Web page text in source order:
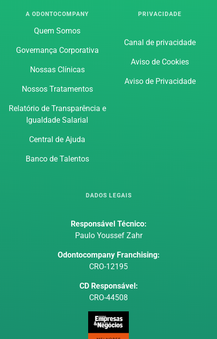
A ODONTOCOMPANY
Quem Somos
Governança Corporativa
Nossas Clínicas
Nossos Tratamentos
Relatório de Transparência e
Igualdade Salarial
Central de Ajuda
Banco de Talentos
PRIVACIDADE
Canal de privacidade
Aviso de Cookies
Aviso de Privacidade
DADOS LEGAIS
Responsável Técnico:
Paulo Youssef Zahr
Odontocompany Franchising:
CRO-12195
CD Responsável:
CRO-44508